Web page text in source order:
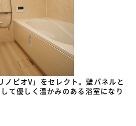
ノビオV」をセレクト。壁パネルと
て優しく温かみのある浴室になり